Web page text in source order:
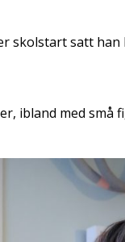
skolstart satt han
ibland med